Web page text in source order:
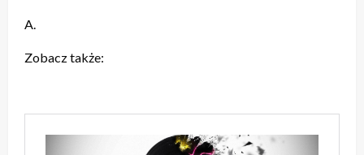
A.
Zobacz także: